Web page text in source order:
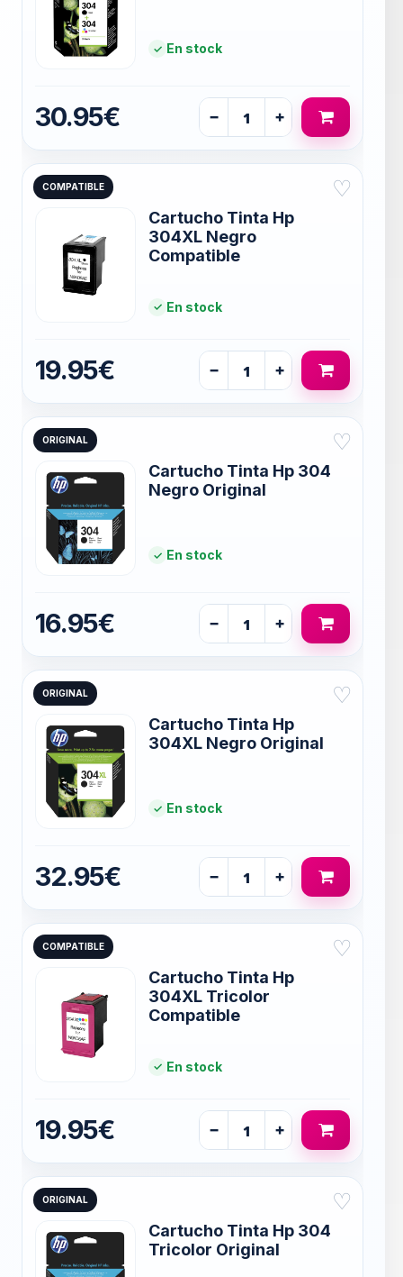
En stock
30.95€ − +
COMPATIBLE ♡
Cartucho Tinta Hp
304XL Negro
Compatible
En stock
19.95€ − +
ORIGINAL ♡
Cartucho Tinta Hp 304
Negro Original
En stock
16.95€ − +
ORIGINAL ♡
Cartucho Tinta Hp
304XL Negro Original
En stock
32.95€ − +
COMPATIBLE ♡
Cartucho Tinta Hp
304XL Tricolor
Compatible
En stock
19.95€ − +
ORIGINAL ♡
Cartucho Tinta Hp 304
Tricolor Original